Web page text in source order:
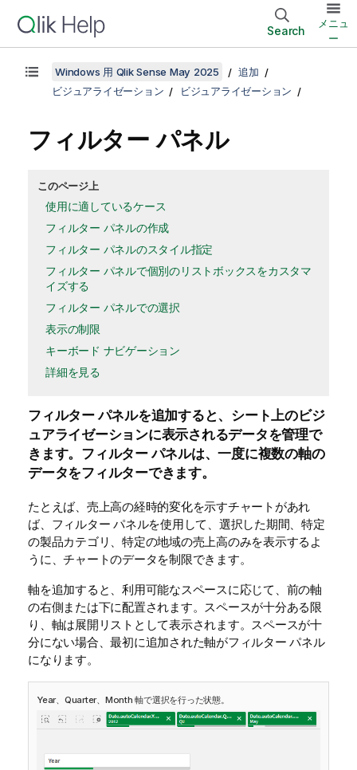
Search
メニュ
ー
Windows 用 Qlik Sense May 2025
追加
ビジュアライゼーション
ビジュアライゼーション
フィルター パネル
このページ上
使用に適しているケース
フィルター パネルの作成
フィルター パネルのスタイル指定
フィルター パネルで個別のリストボックスをカスタマ
イズする
フィルター パネルでの選択
表示の制限
キーボード ナビゲーション
詳細を見る
フィルター パネルを追加すると、シート上のビジ
ュアライゼーションに表示されるデータを管理で
きます。フィルター パネルは、一度に複数の軸の
データをフィルターできます。
たとえば、売上高の経時的変化を示すチャートがあれ
ば、フィルター パネルを使用して、選択した期間、特定
の製品カテゴリ、特定の地域の売上高のみを表示するよ
うに、チャートのデータを制限できます。
軸を追加すると、利用可能なスペースに応じて、前の軸
の右側または下に配置されます。スペースが十分ある限
り、軸は展開リストとして表示されます。スペースが十
分にない場合、最初に追加された軸がフィルター パネル
になります。
Year、Quarter、Month 軸で選択を行った状態。